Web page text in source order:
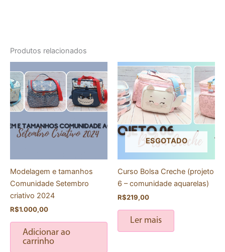
Produtos relacionados
Modelagem e tamanhos
Comunidade Setembro
criativo 2024
R$1.000,00
Adicionar ao
carrinho
ESGOTADO
Curso Bolsa Creche (projeto
6 – comunidade aquarelas)
R$219,00
Ler mais